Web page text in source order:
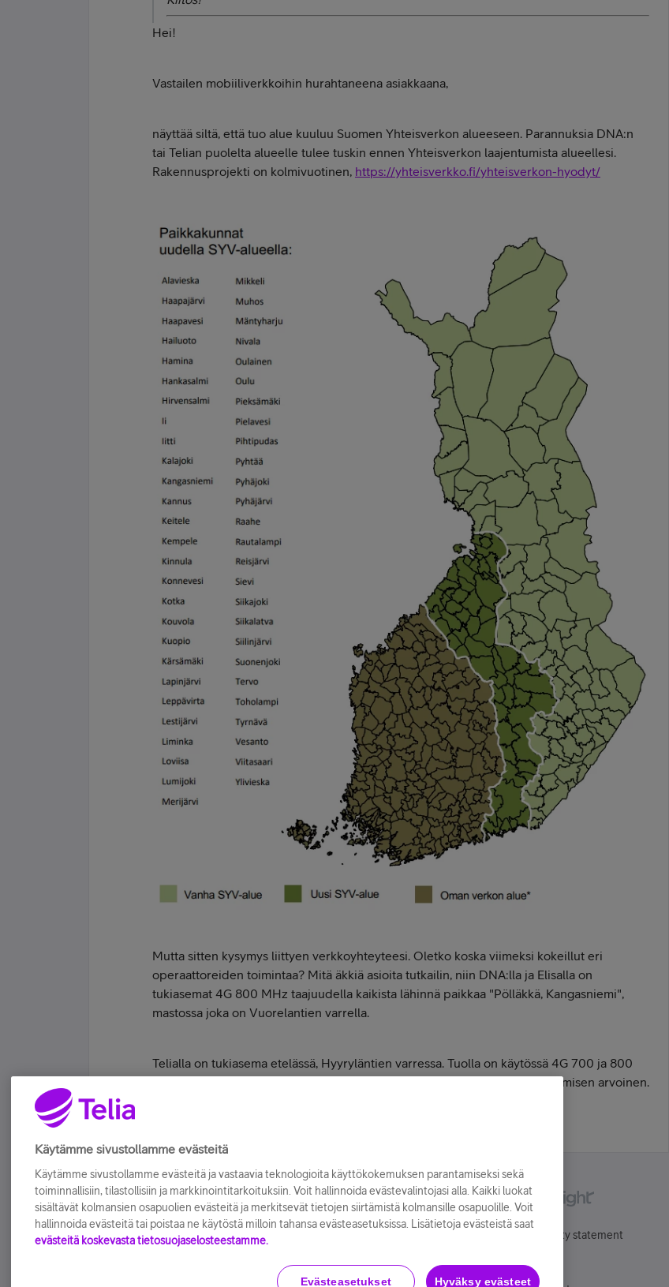
Hei!
Vastailen mobiiliverkkoihin hurahtaneena asiakkaana,
näyttää siltä, että tuo alue kuuluu Suomen Yhteisverkon alueeseen. Parannuksia DNA:n
tai Telian puolelta alueelle tulee tuskin ennen Yhteisverkon laajentumista alueellesi.
Rakennusprojekti on kolmivuotinen, https://yhteisverkko.fi/yhteisverkon-hyodyt/
Mutta sitten kysymys liittyen verkkoyhteyteesi. Oletko koska viimeksi kokeillut eri
operaattoreiden toimintaa? Mitä äkkiä asioita tutkailin, niin DNA:lla ja Elisalla on
tukiasemat 4G 800 MHz taajuudella kaikista lähinnä paikkaa "Pölläkkä, Kangasniemi",
mastossa joka on Vuorelantien varrella.
Telialla on tukiasema etelässä, Hyyryläntien varressa. Tuolla on käytössä 4G 700 ja 800
MHz. Jos voit kokeilla taajuuslukkoa, niin 700 MHz taajuus voi olla kokeilemisen arvoinen.
Accessibility statement
Käytämme sivustollamme evästeitä
Käytämme sivustollamme evästeitä ja vastaavia teknologioita käyttökokemuksen parantamiseksi sekä
toiminnallisiin, tilastollisiin ja markkinointitarkoituksiin. Voit hallinnoida evästevalintojasi alla. Kaikki luokat
sisältävät kolmansien osapuolien evästeitä ja merkitsevät tietojen siirtämistä kolmansille osapuolille. Voit
hallinnoida evästeitä tai poistaa ne käytöstä milloin tahansa evästeasetuksissa. Lisätietoja evästeistä saat
evästeitä koskevasta tietosuojaselosteestamme.
Evästeasetukset Hyväksy evästeet